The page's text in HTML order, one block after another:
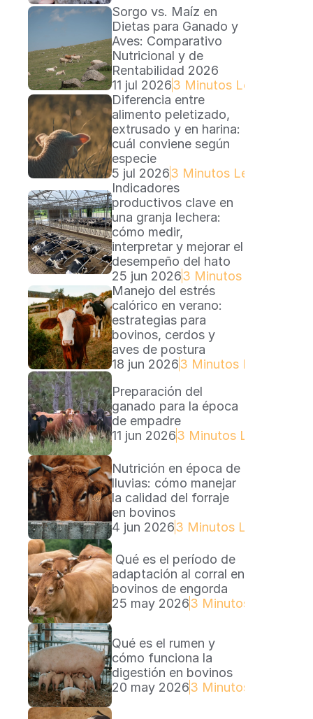
Sorgo vs. Maíz en
Dietas para Ganado y
Aves: Comparativo
Nutricional y de
Rentabilidad 2026
11 jul 20263 Minutos Lectura
Diferencia entre
alimento peletizado,
extrusado y en harina:
cuál conviene según
especie
5 jul 20263 Minutos Lectura
Indicadores
productivos clave en
una granja lechera:
cómo medir,
interpretar y mejorar el
desempeño del hato
25 jun 20263 Minutos Lectura
Manejo del estrés
calórico en verano:
estrategias para
bovinos, cerdos y
aves de postura
18 jun 20263 Minutos Lectura
Preparación del
ganado para la época
de empadre
11 jun 20263 Minutos Lectura
Nutrición en época de
lluvias: cómo manejar
la calidad del forraje
en bovinos
4 jun 20263 Minutos Lectura
adaptación al corral en
bovinos de engorda
25 may 20263 Minutos Lectura
Qué es el rumen y
cómo funciona la
digestión en bovinos
20 may 20263 Minutos Lectura